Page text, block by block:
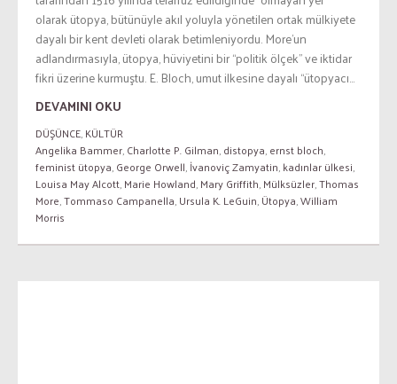
olarak ütopya, bütünüyle akıl yoluyla yönetilen ortak mülkiyete
dayalı bir kent devleti olarak betimleniyordu. More’un
adlandırmasıyla, ütopya, hüviyetini bir “politik ölçek” ve iktidar
fikri üzerine kurmuştu. E. Bloch, umut ilkesine dayalı “ütopyacı...
DEVAMINI OKU
DÜŞÜNCE,KÜLTÜR
Angelika Bammer,Charlotte P. Gilman,distopya,ernst bloch,
feminist ütopya,George Orwell,İvanoviç Zamyatin,kadınlar ülkesi,
Louisa May Alcott,Marie Howland,Mary Griffith,Mülksüzler,Thomas
More,Tommaso Campanella,Ursula K. LeGuin,Ütopya,William
Morris